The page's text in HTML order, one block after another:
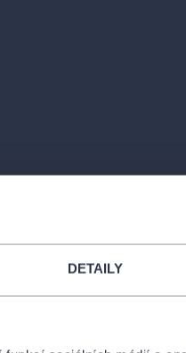
DETAILY
Mostecká